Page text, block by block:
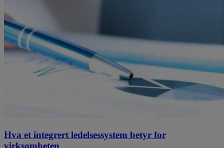
Hva et integrert ledelsessystem betyr for
virksomheten